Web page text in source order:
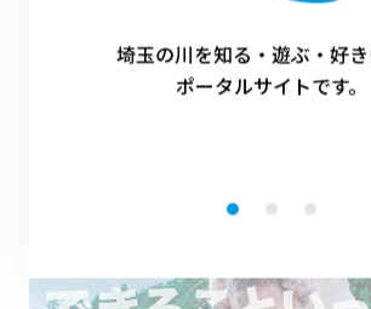
ン（Twitterでの応募もできるように
埼玉の川を知る・遊ぶ・好
ポータルサイトです。